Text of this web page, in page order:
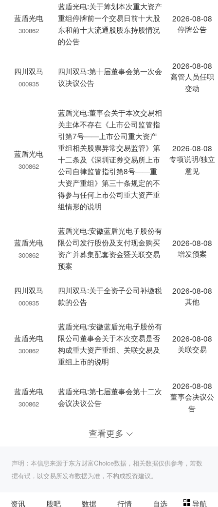
蓝盾光电
300862
蓝盾光电:关于筹划本次重大资产
重组停牌前一个交易日前十大股
东和前十大流通股股东持股情况
的公告
2026-08-08
停牌公告
四川双马
000935
四川双马:第十届董事会第一次会
议决议公告
2026-08-08
高管人员任职
变动
蓝盾光电
300862
蓝盾光电:董事会关于本次交易相
关主体不存在《上市公司监管指
引第7号——上市公司重大资产
重组相关股票异常交易监管》第
十二条及《深圳证券交易所上市
公司自律监管指引第8号——重
大资产重组》第三十条规定的不
得参与任何上市公司重大资产重
组情形的说明
2026-08-08
专项说明/独立
意见
蓝盾光电
300862
蓝盾光电:安徽蓝盾光电子股份有
限公司发行股份及支付现金购买
资产并募集配套资金暨关联交易
预案
2026-08-08
增发预案
四川双马
000935
四川双马:关于全资子公司补缴税
款的公告
2026-08-08
其他
蓝盾光电
300862
蓝盾光电:安徽蓝盾光电子股份有
限公司董事会关于本次交易是否
构成重大资产重组、关联交易及
重组上市的说明
2026-08-08
关联交易
蓝盾光电
300862
蓝盾光电:第七届董事会第十二次
会议决议公告
2026-08-08
董事会决议公
告
查看更多
声明：本信息来源于东方财富Choice数据，相关数据仅供参考，若数
据有误，以交易所发布数据为准，不构成投资建议。
资讯 股吧 数据 行情 自选 导航